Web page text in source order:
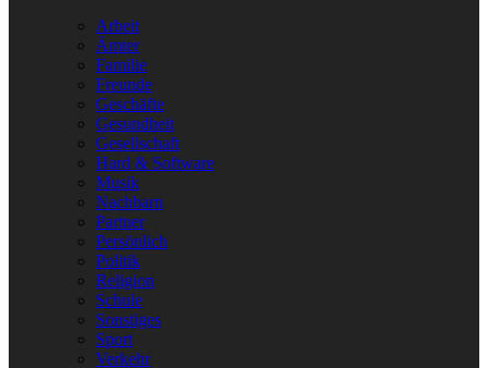
Arbeit
Ämter
Familie
Freunde
Geschäfte
Gesundheit
Gesellschaft
Hard & Software
Musik
Nachbarn
Partner
Persönlich
Politik
Religion
Schule
Sonstiges
Sport
Verkehr